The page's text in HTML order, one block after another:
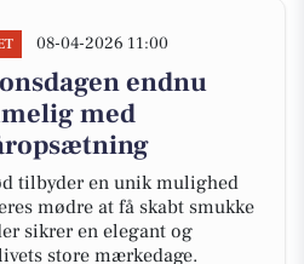
08-04-2026 11:00
endnu
med
tilbyder en unik mulighed
mødre at få skabt smukke
sikrer en elegant og
store mærkedage.